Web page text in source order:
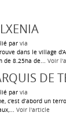
par via
dans le village
de 8.25ha de... Voir
DE
par via
c’est d’abord un
Voir l'article